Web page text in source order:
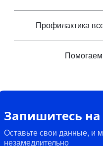
Профилактика
Помогаем
Запишитесь
Оставьте свои данные, и
незамедлительно